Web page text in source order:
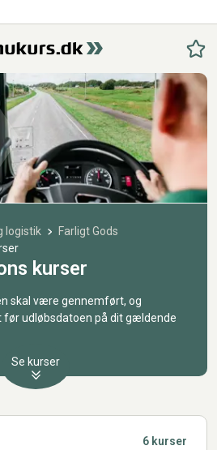
logistik
Farligt Gods
kurser
skal være gennemført, og
udløbsdatoen på dit gældende
Se kurser
6 kurser